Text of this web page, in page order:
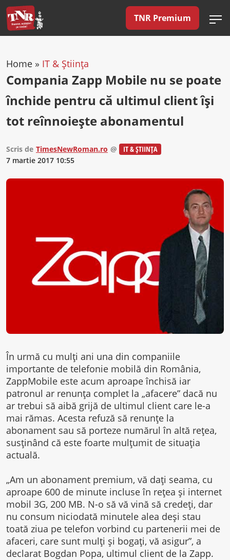
TNR Premium
Home » IT & Știința
Compania Zapp Mobile nu se poate
închide pentru că ultimul client își
tot reînnoiește abonamentul
Scris de TimesNewRoman.ro @
IT & ȘTIINȚA
7 martie 2017 10:55
În urmă cu mulți ani una din companiile
importante de telefonie mobilă din România,
ZappMobile este acum aproape închisă iar
patronul ar renunța complet la „afacere” dacă nu
ar trebui să aibă grijă de ultimul client care le-a
mai rămas. Acesta refuză să renunțe la
abonament sau să porteze numărul în altă rețea,
susținând că este foarte mulțumit de situația
actuală.
„Am un abonament premium, vă dați seama, cu
aproape 600 de minute incluse în rețea și internet
mobil 3G, 200 MB. N-o să vă vină să credeți, dar
nu consum niciodată minutele alea deși stau
toată ziua pe telefon vorbind cu partenerii mei de
afaceri, care sunt mulți și bogați, vă asigur”, a
declarat Bogdan Popa, ultimul client de la Zapp.